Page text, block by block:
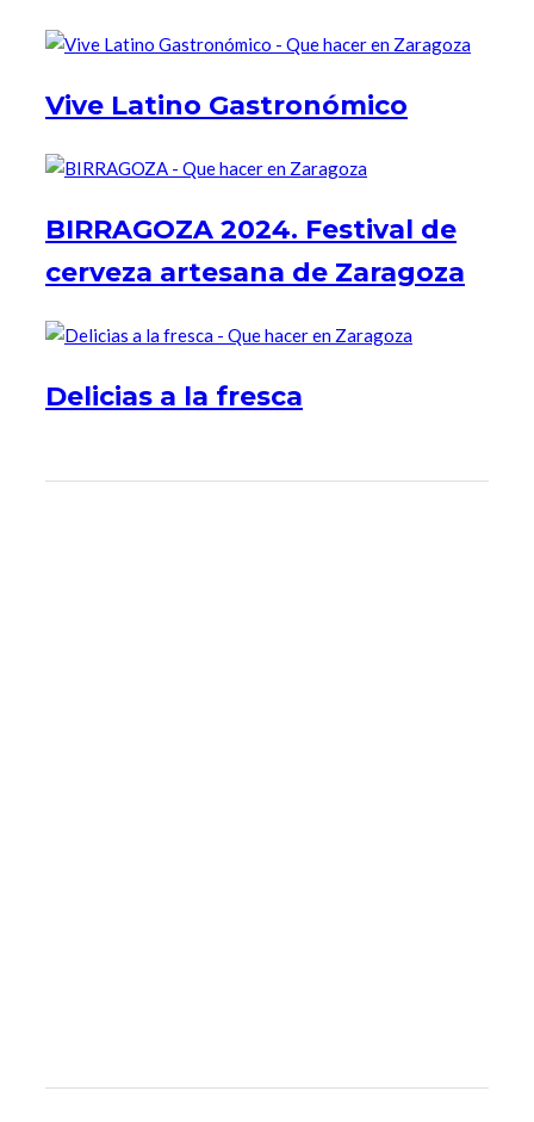
Vive Latino Gastronómico
BIRRAGOZA 2024. Festival de
cerveza artesana de Zaragoza
Delicias a la fresca